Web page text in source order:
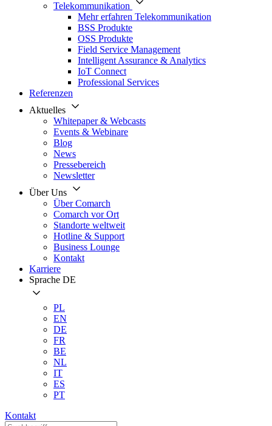
Telekommunikation
Mehr erfahren Telekommunikation
BSS Produkte
OSS Produkte
Field Service Management
Intelligent Assurance & Analytics
IoT Connect
Professional Services
Referenzen
Aktuelles
Whitepaper & Webcasts
Events & Webinare
Blog
News
Pressebereich
Newsletter
Über Uns
Über Comarch
Comarch vor Ort
Standorte weltweit
Hotline & Support
Business Lounge
Kontakt
Karriere
Sprache DE
PL
EN
DE
FR
BE
NL
IT
ES
PT
Kontakt